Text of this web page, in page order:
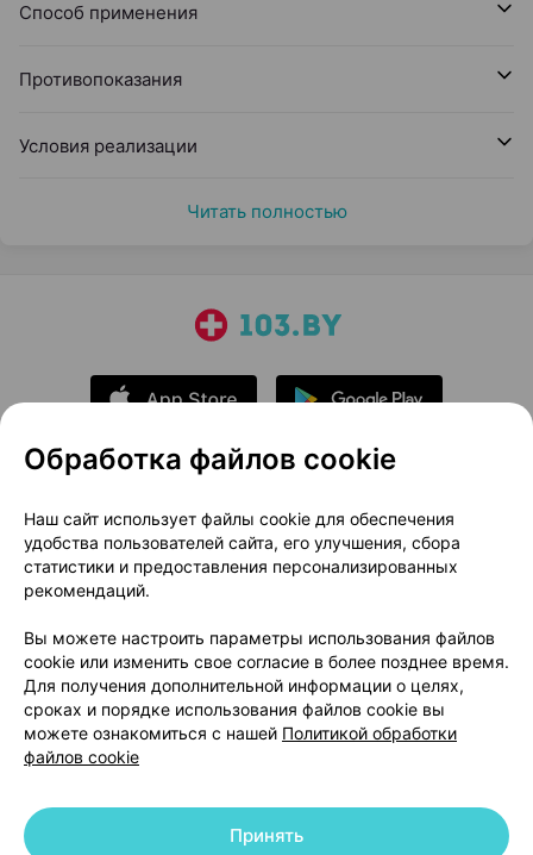
Способ применения
Противопоказания
Условия реализации
Читать полностью
О проекте
Новости проекта
Размещение рекламы
Медицинский маркетинг
Публичный договор
Доставка
Способы оплаты
Вакансии
Партнеры
Написать руководителю 103.by
Написать в поддержку
Персональные настройки Cookie
Обработка файлов cookie
Наш сайт использует файлы cookie для обеспечения
удобства пользователей сайта, его улучшения, сбора
статистики и предоставления персонализированных
рекомендаций.
Вы можете настроить параметры использования файлов
cookie или изменить свое согласие в более позднее время.
Для получения дополнительной информации о целях,
сроках и порядке использования файлов cookie вы
можете ознакомиться с нашей Политикой обработки
файлов cookie
Принять